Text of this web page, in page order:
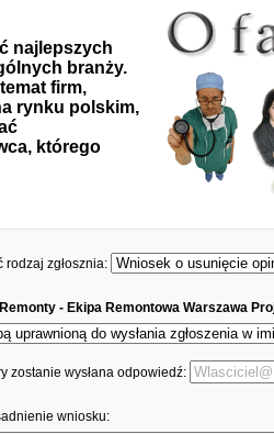
najlepszych
branży.
firm,
rynku polskim,
którego
rodzaj zgłosznia:
Remonty - Ekipa Remontowa Warszawa
zostanie wysłana odpowiedź:
wniosku: